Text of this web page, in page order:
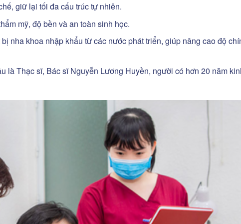
giữ lại tối đa cấu trúc tự nhiên.
mỹ, độ bền và an toàn sinh học.
nha khoa nhập khẩu từ các nước phát triển, giúp nâng cao độ
là Thạc sĩ, Bác sĩ Nguyễn Lương Huyền, người có hơn 20 năm